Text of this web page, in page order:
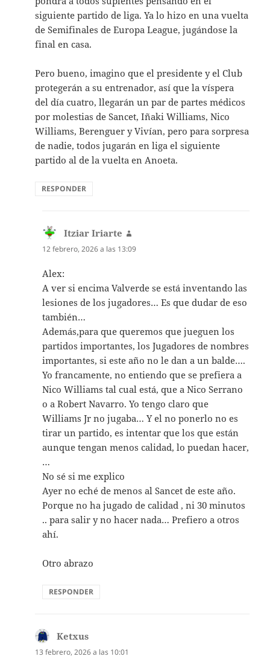
siguiente partido de liga. Ya lo hizo en una vuelta
de Semifinales de Europa League, jugándose la
final en casa.
Pero bueno, imagino que el presidente y el Club
protegerán a su entrenador, así que la víspera
del día cuatro, llegarán un par de partes médicos
por molestias de Sancet, Iñaki Williams, Nico
Williams, Berenguer y Vivían, pero para sorpresa
de nadie, todos jugarán en liga el siguiente
partido al de la vuelta en Anoeta.
RESPONDER
Itziar Iriarte
12 febrero, 2026 a las 13:09
Alex:
A ver si encima Valverde se está inventando las
lesiones de los jugadores… Es que dudar de eso
también…
Además,para que queremos que jueguen los
partidos importantes, los Jugadores de nombres
importantes, si este año no le dan a un balde….
Yo francamente, no entiendo que se prefiera a
Nico Williams tal cual está, que a Nico Serrano
o a Robert Navarro. Yo tengo claro que
Williams Jr no jugaba… Y el no ponerlo no es
tirar un partido, es intentar que los que están
aunque tengan menos calidad, lo puedan hacer,
…
No sé si me explico
Ayer no eché de menos al Sancet de este año.
Porque no ha jugado de calidad , ni 30 minutos
.. para salir y no hacer nada… Prefiero a otros
ahí.
Otro abrazo
RESPONDER
Ketxus
13 febrero, 2026 a las 10:01